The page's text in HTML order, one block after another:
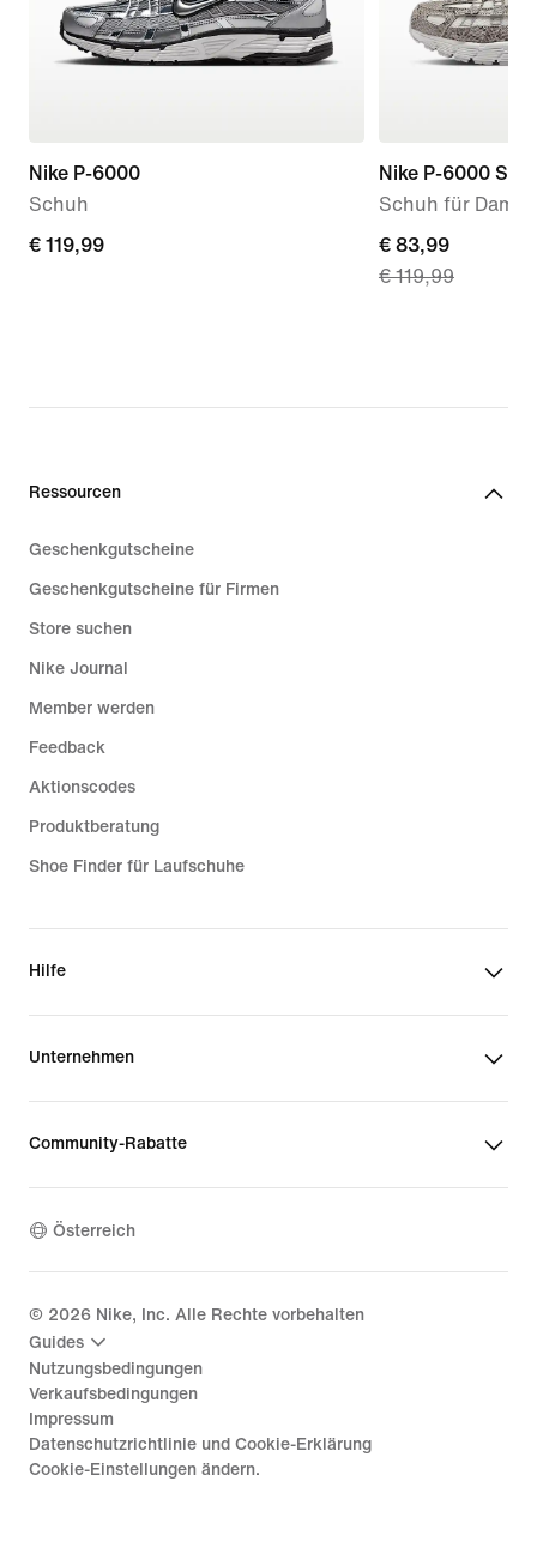
Nike P-6000
Schuh
€ 119,99
€ 119,99
Nike P-6000 SE
Schuh für Damen
current
price
€ 119,99
€ 83,99
€ 119,99
Ressourcen
Geschenkgutscheine
Geschenkgutscheine für Firmen
Store suchen
Nike Journal
Member werden
Feedback
Aktionscodes
Produktberatung
Shoe Finder für Laufschuhe
Hilfe
Unternehmen
Community-Rabatte
Österreich
© 2026 Nike, Inc. Alle Rechte vorbehalten
Guides
Nutzungsbedingungen
Verkaufsbedingungen
Impressum
Datenschutzrichtlinie und Cookie-Erklärung
Cookie-Einstellungen ändern.